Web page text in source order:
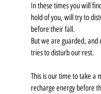
In these times you will
hold of you, will try to
before their fall.
But we are guarded, and
tries to disturb our rest.
This is our time to take a
recharge energy before